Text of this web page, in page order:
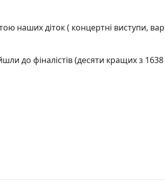
наших діток ( концертні виступи,
до фіналістів (десяти кращих з 1638